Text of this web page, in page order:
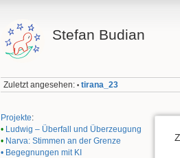
Stefan Budian
Zuletzt angesehen: • tirana_23
Projekte:
• Ludwig – Überfall und Überzeugung
• Narva: Stimmen an der Grenze
• Begegnungen mit KI